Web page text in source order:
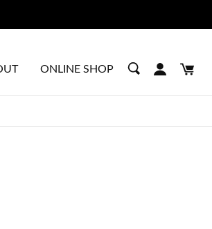
ONLINE SHOP